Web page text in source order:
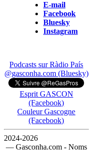
E-mail
Facebook
Bluesky
Instagram
Podcasts sur Ràdio País
@gasconha.com (Bluesky)
Esprit GASCON
(Facebook)
Couleur Gascogne
(Facebook)
2024-2026
— Gasconha.com - Noms